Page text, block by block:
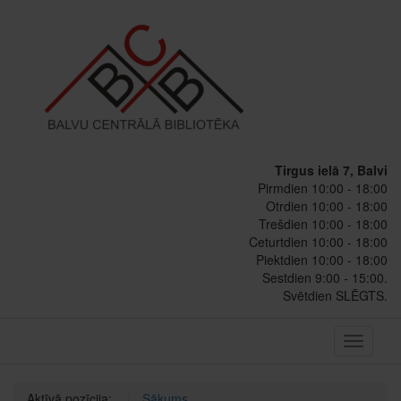
Tirgus ielā 7, Balvi
Pirmdien 10:00 - 18:00
Otrdien 10:00 - 18:00
Trešdien 10:00 - 18:00
Ceturtdien 10:00 - 18:00
Piektdien 10:00 - 18:00
Sestdien 9:00 - 15:00.
Svētdien SLĒGTS.
Toggle